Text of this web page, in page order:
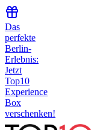
Das
perfekte
Berlin-
Erlebnis:
Jetzt
Top10
Experience
Box
verschenken!